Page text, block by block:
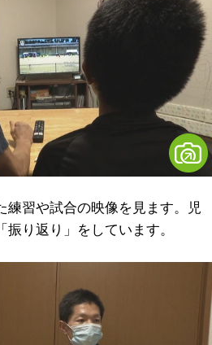
習や試合の映像を見ます。児
り返り」をしています。